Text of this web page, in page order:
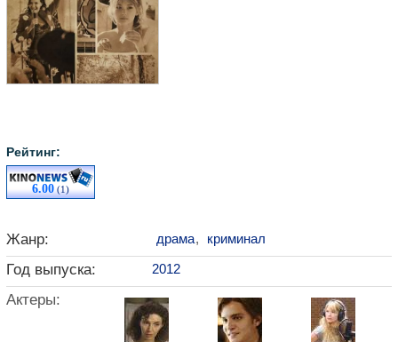
Рейтинг:
6.00 (1)
Жанр: драма, криминал
Год выпуска: 2012
Актеры: